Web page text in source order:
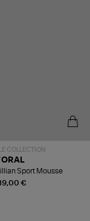
COLLECTION
€
Sport Mousse